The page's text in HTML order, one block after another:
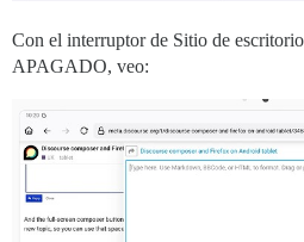
Con el interruptor de Sitio de
APAGADO, veo: